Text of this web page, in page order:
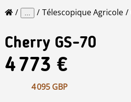
... Télescopique Agricole
Cherry GS-70
4 773 €
4 095 GBP